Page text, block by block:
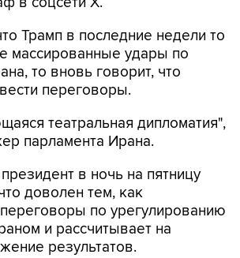
Трамп в последние недели то
массированные удары по
то вновь говорит, что
переговоры.
театральная дипломатия",
парламента Ирана.
в ночь на пятницу
доволен тем, как
по урегулированию
и рассчитывает на
результатов.